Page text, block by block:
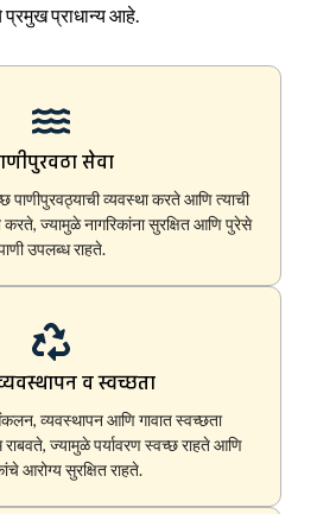
प्राधान्य आहे.
सेवा
पाणीपुरवठ्याची व्यवस्था करते आणि त्याची
ज्यामुळे नागरिकांना सुरक्षित आणि पुरेसे
उपलब्ध राहते.
व स्वच्छता
व्यवस्थापन आणि गावात स्वच्छता
राबवते, ज्यामुळे पर्यावरण स्वच्छ राहते आणि
आरोग्य सुरक्षित राहते.